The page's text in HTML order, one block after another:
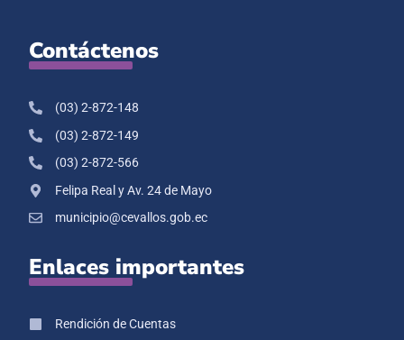
Contáctenos
(03) 2-872-148
(03) 2-872-149
(03) 2-872-566
Felipa Real y Av. 24 de Mayo
municipio@cevallos.gob.ec
Enlaces importantes
Rendición de Cuentas